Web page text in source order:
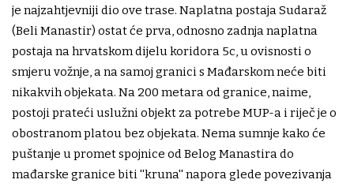
je najzahtjevniji dio ove trase. Naplatna postaja Sudaraž
(Beli Manastir) ostat će prva, odnosno zadnja naplatna
postaja na hrvatskom dijelu koridora 5c, u ovisnosti o
smjeru vožnje, a na samoj granici s Mađarskom neće biti
nikakvih objekata. Na 200 metara od granice, naime,
postoji prateći uslužni objekt za potrebe MUP-a i riječ je o
obostranom platou bez objekata. Nema sumnje kako će
puštanje u promet spojnice od Belog Manastira do
mađarske granice biti ''kruna'' napora glede povezivanja